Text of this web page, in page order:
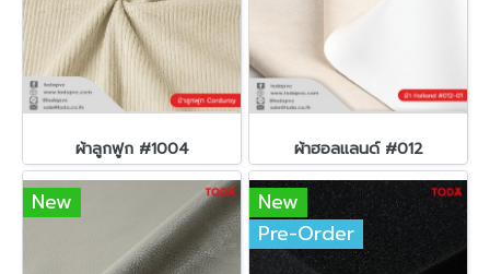
ผ้าลูกฟูก #1004 ผ้าฮอลแลนด์ #012
New
New
Pre-Order